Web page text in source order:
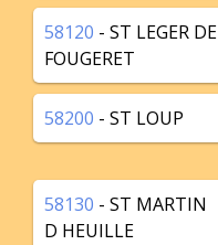
58120 - ST LEGER DE
FOUGERET
58200 - ST LOUP
58130 - ST MARTIN
D HEUILLE